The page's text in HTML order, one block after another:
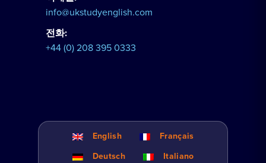
info@ukstudyenglish.com
전화:
+44 (0) 208 395 0333
English
Français
Deutsch
Italiano